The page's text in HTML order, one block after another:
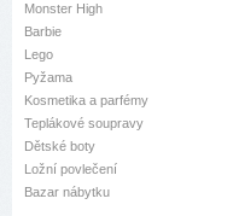
Monster High
Barbie
Lego
Pyžama
Kosmetika a parfémy
Teplákové soupravy
Dětské boty
Ložní povlečení
Bazar nábytku